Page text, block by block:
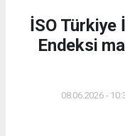
İSO Türkiye
Endeksi
08.06.2026 -